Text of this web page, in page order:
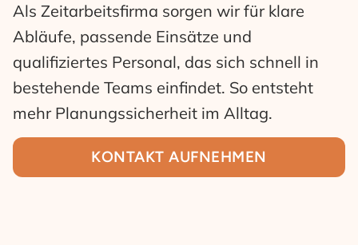
Als Zeitarbeitsfirma sorgen wir für klare
Abläufe, passende Einsätze und
qualifiziertes Personal, das sich schnell in
bestehende Teams einfindet. So entsteht
mehr Planungssicherheit im Alltag.
KONTAKT AUFNEHMEN